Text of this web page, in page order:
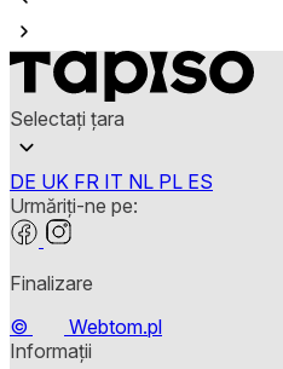
Selectați țara
DE UK FR IT NL PL ES
Urmăriți-ne pe:
Finalizare
©
Webtom.pl
Informații